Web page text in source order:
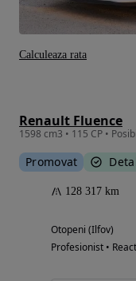
Renault Fluence
Promovat
128 317 km
Otopeni (Ilfov)
Profesionist •
Calculeaza rata